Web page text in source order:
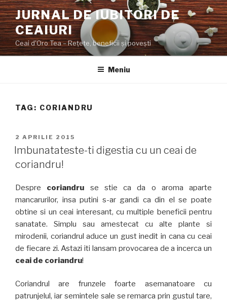
Sari
la
conținut
JURNAL DE IUBITORI DE
CEAIURI
Ceai d'Oro Tea – Rețete, beneficii şi poveşti
Meniu
TAG: CORIANDRU
PUBLICAT
PE
2 APRILIE 2015
Imbunatateste-ti digestia cu un ceai de
coriandru!
Despre coriandru se stie ca da o aroma aparte
mancarurilor, insa putini s-ar gandi ca din el se poate
obtine si un ceai interesant, cu multiple beneficii pentru
sanatate. Simplu sau amestecat cu alte plante si
mirodenii, coriandrul aduce un gust inedit in cana cu ceai
de fiecare zi. Astazi iti lansam provocarea de a incerca un
ceai de coriandru!
Coriandrul are frunzele foarte asemanatoare cu
patrunjelul, iar semintele sale se remarca prin gustul tare,